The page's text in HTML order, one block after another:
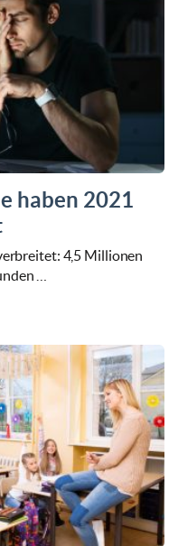
haben 2021
4,5 Millionen
…